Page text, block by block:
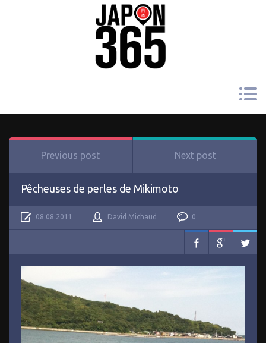
Previous post Next post
Pêcheuses de perles de Mikimoto
08.08.2011 David Michaud 0